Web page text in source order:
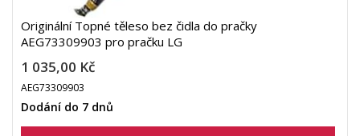
Originální Topné těleso bez čidla do pračky
AEG73309903 pro pračku LG
1 035,00 Kč
AEG73309903
Dodání do 7 dnů